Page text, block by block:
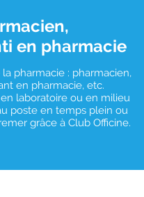
en pharmacie
pharmacie : pharmacien,
en pharmacie, etc.
laboratoire ou en milieu
poste en temps plein ou
grâce à Club Officine.